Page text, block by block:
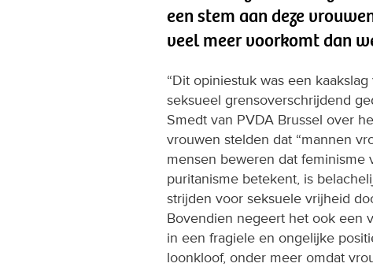
een stem aan deze
veel meer voorkomt dan
“Dit opiniestuk was een
seksueel grensoverschrijdend
Smedt van PVDA Brussel over
vrouwen stelden dat “mannen
mensen beweren dat feminisme
puritanisme betekent, is
strijden voor seksuele vrijheid
Bovendien negeert het ook een
in een fragiele en ongelijke
loonkloof, onder meer omdat